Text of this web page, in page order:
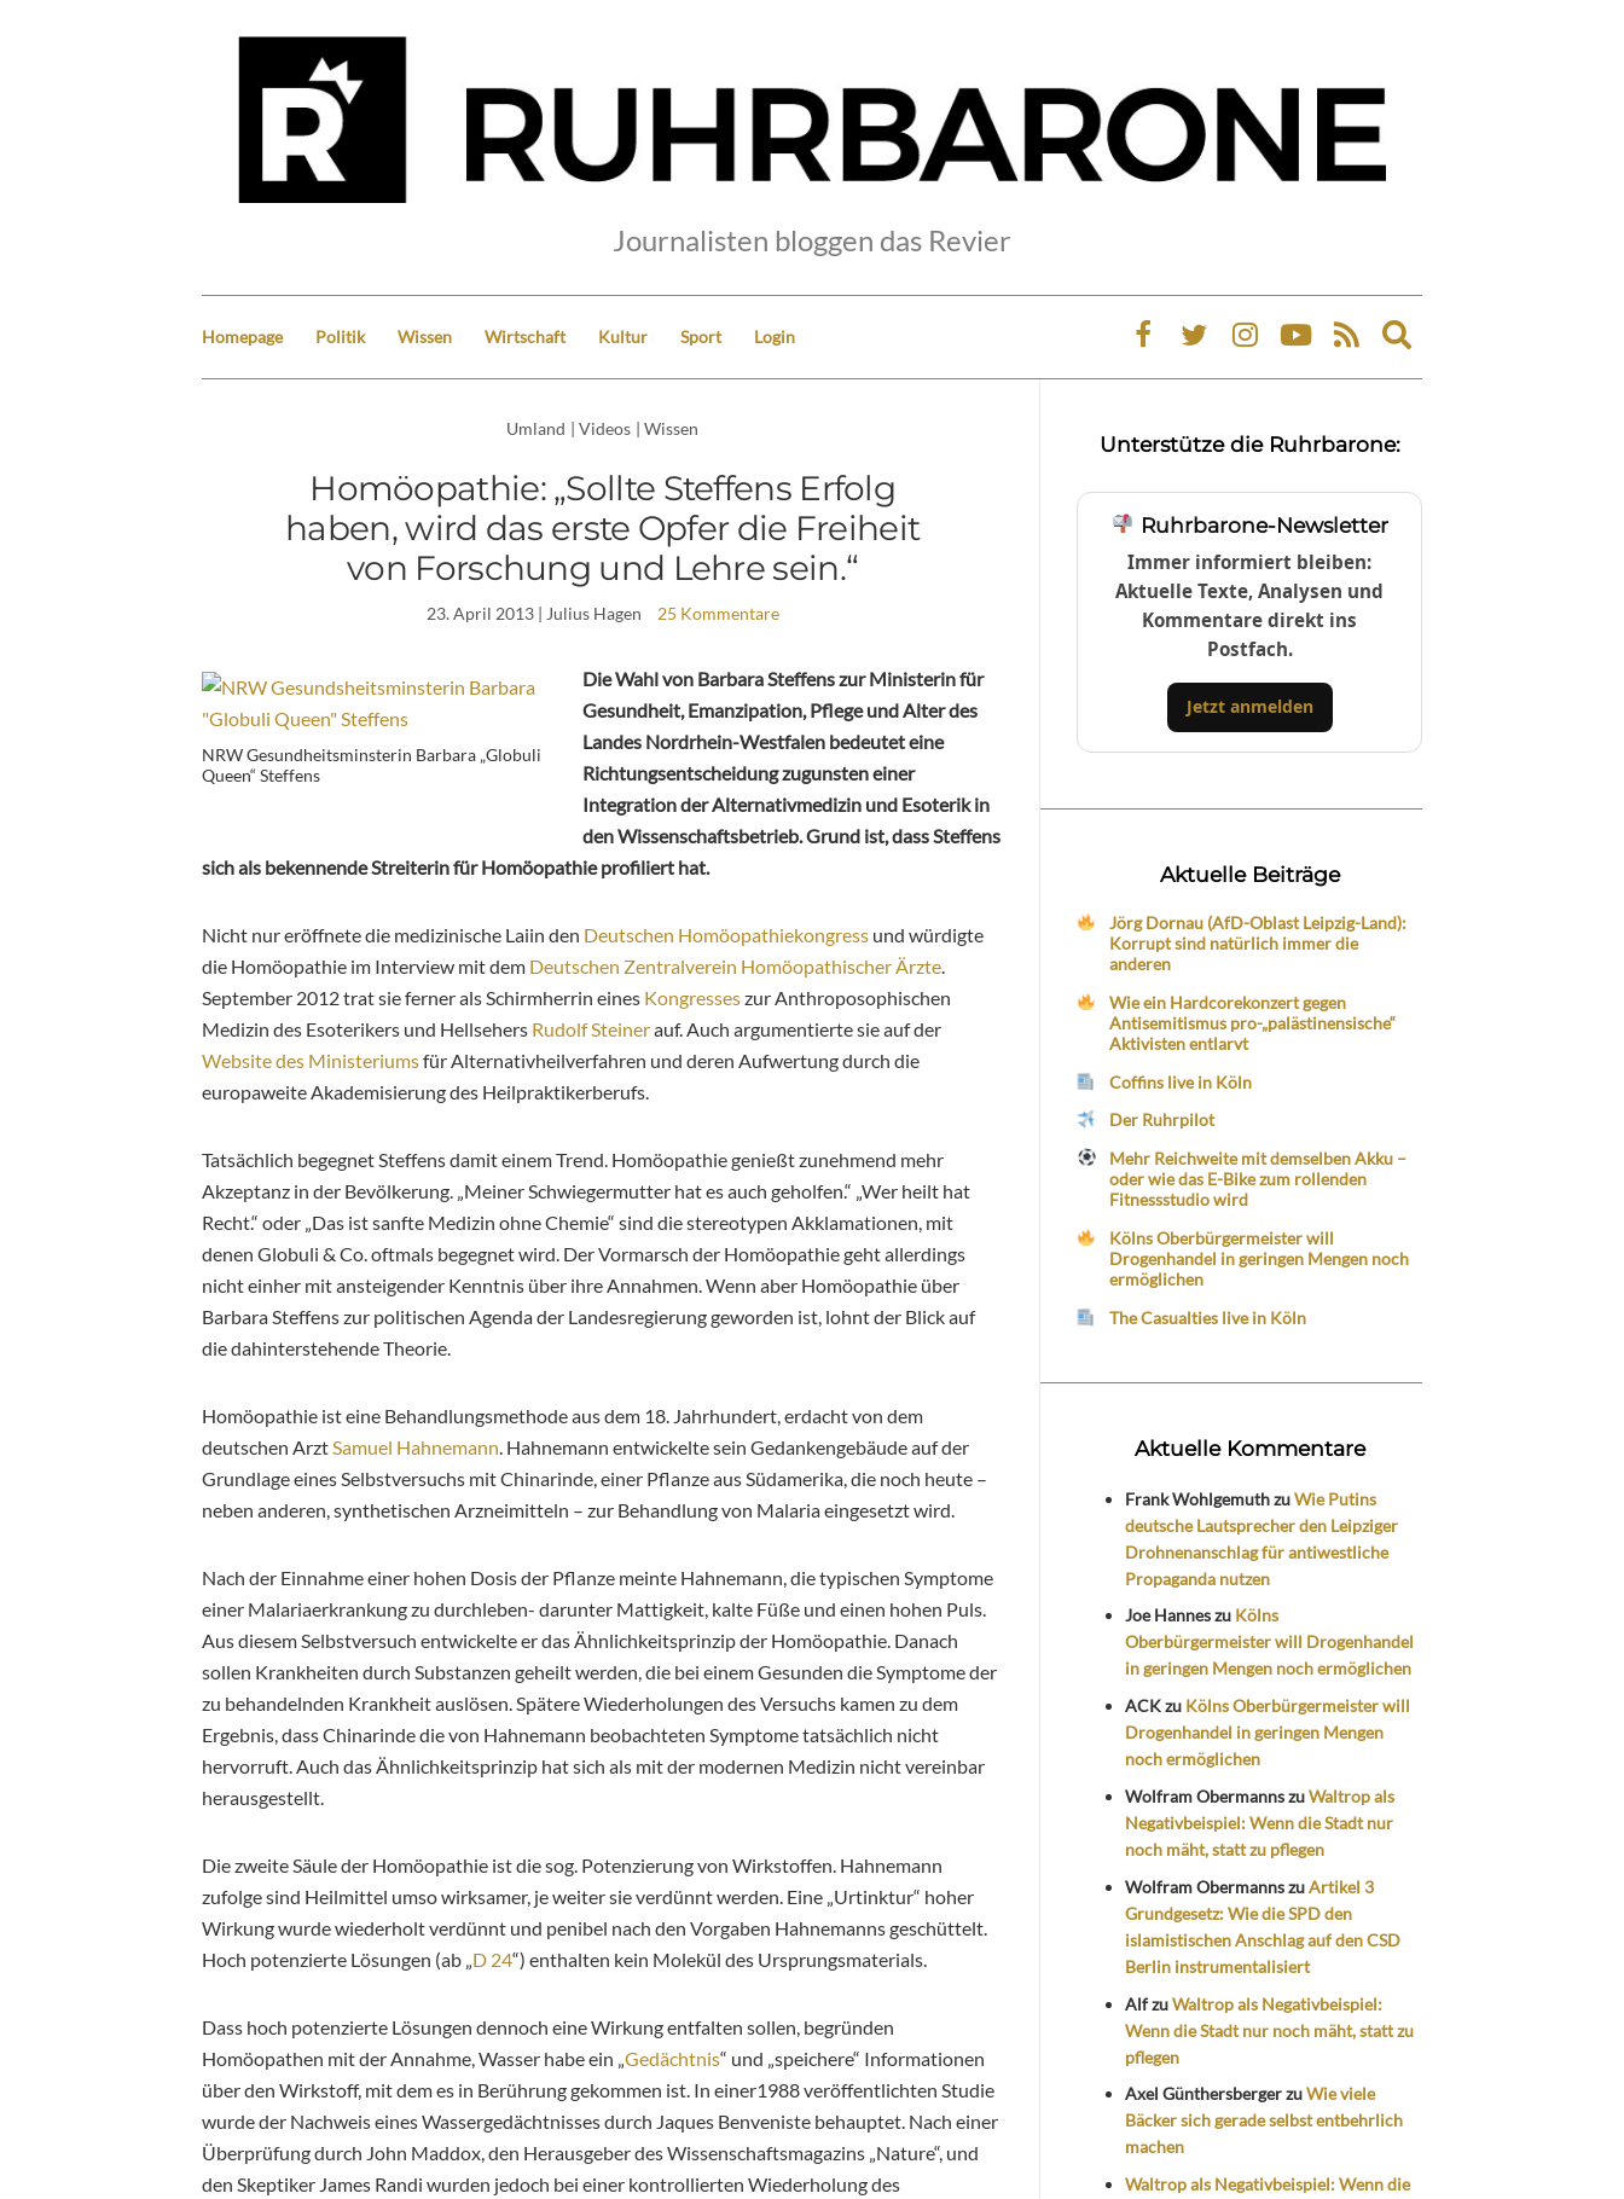
Journalisten bloggen das Revier
Homepage Politik Wissen Wirtschaft Kultur Sport Login
Expand
search
Umland | Videos | Wissen
Homöopathie: „Sollte Steffens Erfolg
haben, wird das erste Opfer die Freiheit
von Forschung und Lehre sein.“
23. April 2013| Julius Hagen 25 Kommentare
NRW Gesundheitsminsterin Barbara „Globuli
Queen“ Steffens
Die Wahl von Barbara Steffens zur Ministerin für
Gesundheit, Emanzipation, Pflege und Alter des
Landes Nordrhein-Westfalen bedeutet eine
Richtungsentscheidung zugunsten einer
Integration der Alternativmedizin und Esoterik in
den Wissenschaftsbetrieb. Grund ist, dass Steffens
sich als bekennende Streiterin für Homöopathie profiliert hat.
Nicht nur eröffnete die medizinische Laiin den Deutschen Homöopathiekongress und würdigte
die Homöopathie im Interview mit dem Deutschen Zentralverein Homöopathischer Ärzte
September 2012 trat sie ferner als Schirmherrin eines Kongresseszur Anthroposophischen
Medizin des Esoterikers und Hellsehers Rudolf Steinerauf. Auch argumentierte sie auf der
Website des Ministeriumsfür Alternativheilverfahren und deren Aufwertung durch die
europaweite Akademisierung des Heilpraktikerberufs.
Tatsächlich begegnet Steffens damit einem Trend. Homöopathie genießt zunehmend mehr
Akzeptanz in der Bevölkerung. „Meiner Schwiegermutter hat es auch geholfen.“ „Wer heilt hat
Recht.“ oder „Das ist sanfte Medizin ohne Chemie“ sind die stereotypen Akklamationen, mit
denen Globuli & Co. oftmals begegnet wird. Der Vormarsch der Homöopathie geht allerdings
nicht einher mit ansteigender Kenntnis über ihre Annahmen. Wenn aber Homöopathie über
Barbara Steffens zur politischen Agenda der Landesregierung geworden ist, lohnt der Blick auf
die dahinterstehende Theorie.
Homöopathie ist eine Behandlungsmethode aus dem 18. Jahrhundert, erdacht von dem
deutschen Arzt Samuel Hahnemann . Hahnemann entwickelte sein Gedankengebäude auf der
Grundlage eines Selbstversuchs mit Chinarinde, einer Pflanze aus Südamerika, die noch heute –
neben anderen, synthetischen Arzneimitteln – zur Behandlung von Malaria eingesetzt wird.
Nach der Einnahme einer hohen Dosis der Pflanze meinte Hahnemann, die typischen Symptome
einer Malariaerkrankung zu durchleben- darunter Mattigkeit, kalte Füße und einen hohen Puls.
Aus diesem Selbstversuch entwickelte er das Ähnlichkeitsprinzip der Homöopathie. Danach
sollen Krankheiten durch Substanzen geheilt werden, die bei einem Gesunden die Symptome der
zu behandelnden Krankheit auslösen. Spätere Wiederholungen des Versuchs kamen zu dem
Ergebnis, dass Chinarinde die von Hahnemann beobachteten Symptome tatsächlich nicht
hervorruft. Auch das Ähnlichkeitsprinzip hat sich als mit der modernen Medizin nicht vereinbar
herausgestellt.
Die zweite Säule der Homöopathie ist die sog. Potenzierung von Wirkstoffen. Hahnemann
zufolge sind Heilmittel umso wirksamer, je weiter sie verdünnt werden. Eine „Urtinktur“ hoher
Wirkung wurde wiederholt verdünnt und penibel nach den Vorgaben Hahnemanns geschüttelt.
Hoch potenzierte Lösungen (ab „ D 24“) enthalten kein Molekül des Ursprungsmaterials.
Dass hoch potenzierte Lösungen dennoch eine Wirkung entfalten sollen, begründen
Homöopathen mit der Annahme, Wasser habe ein „ Gedächtnis“ und „speichere“ Informationen
über den Wirkstoff, mit dem es in Berührung gekommen ist. In einer1988 veröffentlichten Studie
wurde der Nachweis eines Wassergedächtnisses durch Jaques Benveniste behauptet. Nach einer
Überprüfung durch John Maddox, den Herausgeber des Wissenschaftsmagazins „Nature“, und
den Skeptiker James Randi wurden jedoch bei einer kontrollierten Wiederholung des
Unterstütze die Ruhrbarone:
Ruhrbarone-Newsletter
Immer informiert bleiben:
Aktuelle Texte, Analysen und
Kommentare direkt ins
Postfach.
Jetzt anmelden
Aktuelle Beiträge
Jörg Dornau (AfD-Oblast Leipzig-Land):
Korrupt sind natürlich immer die
anderen
Wie ein Hardcorekonzert gegen
Antisemitismus pro-„palästinensische“
Aktivisten entlarvt
Coffins live in Köln
Der Ruhrpilot
Mehr Reichweite mit demselben Akku –
oder wie das E-Bike zum rollenden
Fitnessstudio wird
Kölns Oberbürgermeister will
Drogenhandel in geringen Mengen noch
ermöglichen
The Casualties live in Köln
Aktuelle Kommentare
Frank WohlgemuthzuWie Putins
deutsche Lautsprecher den Leipziger
Drohnenanschlag für antiwestliche
Propaganda nutzen
Joe Hanneszu Kölns
Oberbürgermeister will Drogenhandel
in geringen Mengen noch ermöglichen
ACKzu Kölns Oberbürgermeister will
Drogenhandel in geringen Mengen
noch ermöglichen
Wolfram ObermannszuWaltrop als
Negativbeispiel: Wenn die Stadt nur
noch mäht, statt zu pflegen
Wolfram ObermannszuArtikel 3
Grundgesetz: Wie die SPD den
islamistischen Anschlag auf den CSD
Berlin instrumentalisiert
AlfzuWaltrop als Negativbeispiel:
Wenn die Stadt nur noch mäht, statt zu
pflegen
Axel GünthersbergerzuWie viele
Bäcker sich gerade selbst entbehrlich
machen
Waltrop als Negativbeispiel: Wenn die